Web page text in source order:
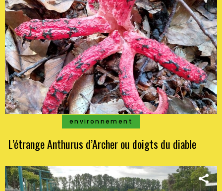
environnement
L’étrange Anthurus d’Archer ou doigts du diable